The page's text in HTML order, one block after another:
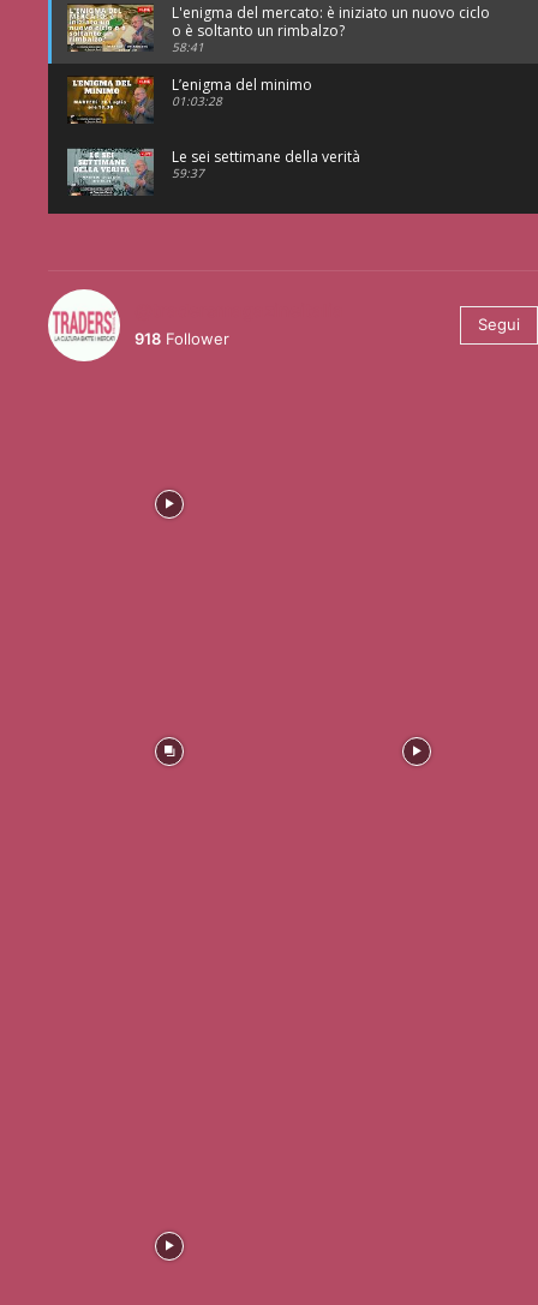
L'enigma del mercato: è iniziato un nuovo ciclo
o è soltanto un rimbalzo?
58:41
L’enigma del minimo
01:03:28
Le sei settimane della verità
59:37
918 Follower
Segui